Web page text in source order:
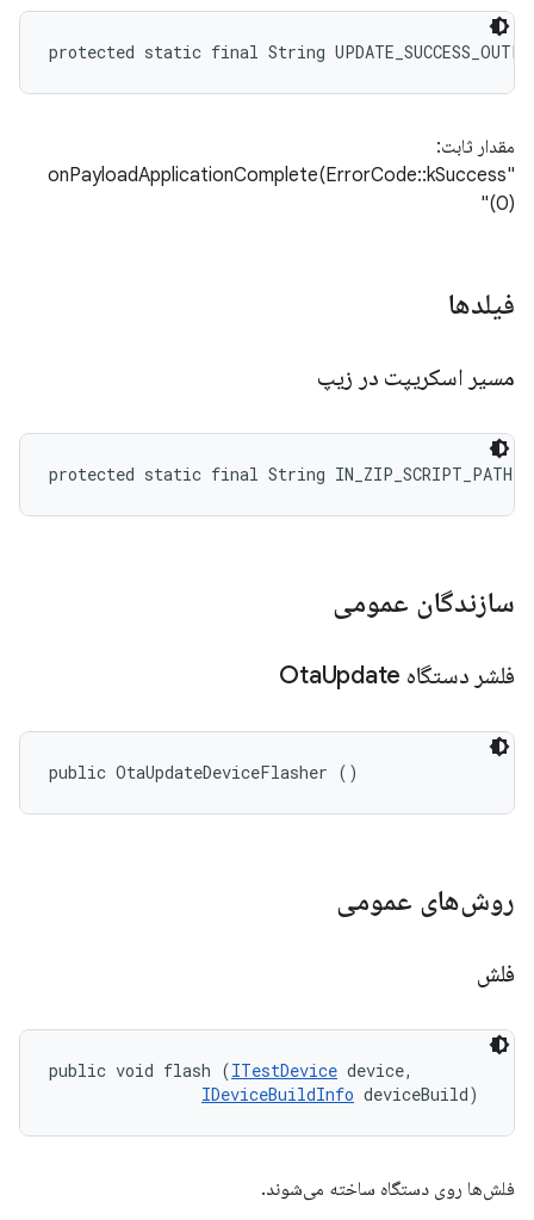
protected static final String
مقدار ثابت:
"onPayloadApplicationComplete(ErrorCode::kSuccess
(0)"
فیلدها
مسیر اسکریپت در زیپ
protected static final String IN_ZIP_SCRIPT_PATH
سازندگان عمومی
فلشر دستگاه Ota Update
public OtaUpdateDeviceFlasher ()
روش‌های عمومی
فلش
public void flash (ITestDevice device,
IDeviceBuildInfo deviceBuild)
فلش‌ها روی دستگاه ساخته می‌شوند.